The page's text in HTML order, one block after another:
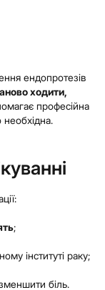
ендопротезів
ходити,
професійна
необхідна.
;
інституті раку;
біль.